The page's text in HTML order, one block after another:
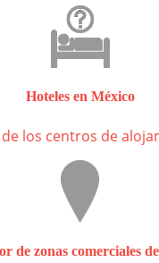
Hoteles en México
de los centros de
de zonas comerciales